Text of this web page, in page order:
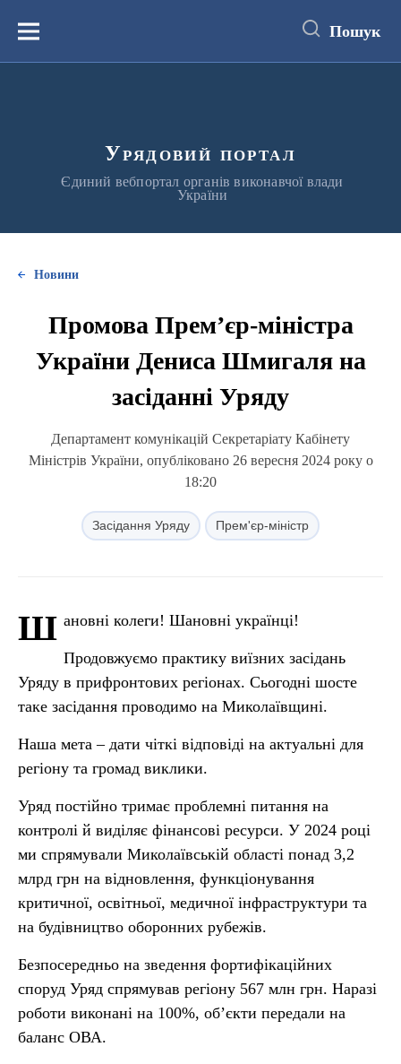
вмістуМеню Пошук
Урядовий портал
Єдиний вебпортал органів виконавчої влади
України
Новини
Промова Прем’єр-міністра
України Дениса Шмигаля на
засіданні Уряду
Департамент комунікацій Секретаріату Кабінету
Міністрів України, опубліковано 26 вересня 2024 року о
18:20
Засідання Уряду Прем'єр-міністр
Ш ановні колеги! Шановні українці!
Продовжуємо практику виїзних засідань
Уряду в прифронтових регіонах. Сьогодні шосте
таке засідання проводимо на Миколаївщині.
Наша мета – дати чіткі відповіді на актуальні для
регіону та громад виклики.
Уряд постійно тримає проблемні питання на
контролі й виділяє фінансові ресурси. У 2024 році
ми спрямували Миколаївській області понад 3,2
млрд грн на відновлення, функціонування
критичної, освітньої, медичної інфраструктури та
на будівництво оборонних рубежів.
Безпосередньо на зведення фортифікаційних
споруд Уряд спрямував регіону 567 млн грн. Наразі
роботи виконані на 100%, об’єкти передали на
баланс ОВА.